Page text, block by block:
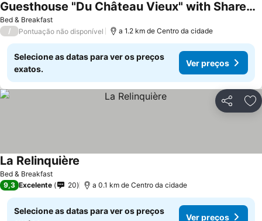
Bed & Breakfast
Guesthouse "Du Château Vieux" with Shared Terrace and Wi-Fi
/ Pontuação não disponível a 1.2 km de Centro da cidade
Selecione as datas para ver os preços
exatos.
Ver preços
Partilhar
Bed & Breakfast
La Relinquière
9,3 Excelente 20 a 0.1 km de Centro da cidade
Selecione as datas para ver os preços
Ver preços